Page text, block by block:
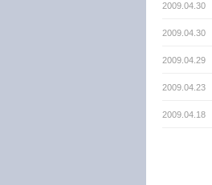
2009.04.30
2009.04.30
2009.04.29
2009.04.23
2009.04.18